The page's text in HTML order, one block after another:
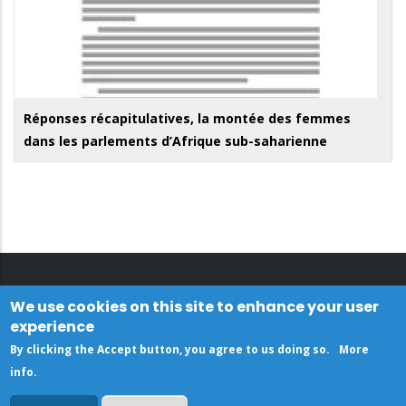
Réponses récapitulatives, la montée des femmes
dans les parlements d’Afrique sub-saharienne
We use cookies on this site to enhance your user
experience
By clicking the Accept button, you agree to us doing so.
More
info.